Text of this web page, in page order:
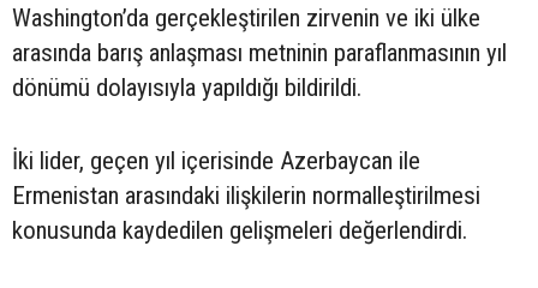
Washington’da gerçekleştirilen zirvenin ve iki ülke
arasında barış anlaşması metninin paraflanmasının yıl
dönümü dolayısıyla yapıldığı bildirildi.
İki lider, geçen yıl içerisinde Azerbaycan ile
Ermenistan arasındaki ilişkilerin normalleştirilmesi
konusunda kaydedilen gelişmeleri değerlendirdi.